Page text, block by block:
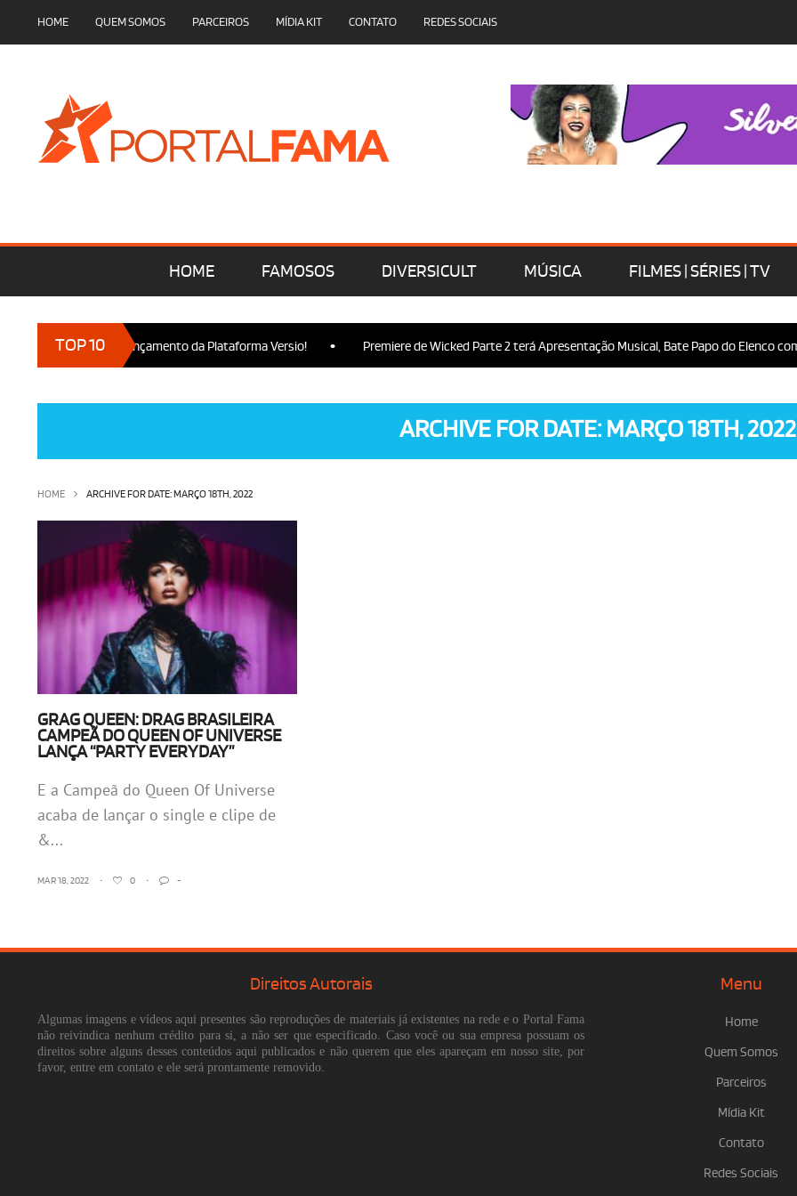
HOME QUEM SOMOS PARCEIROS MÍDIA KIT CONTATO REDES SOCIAIS
HOME FAMOSOS DIVERSICULT MÚSICA FILMES | SÉRIES | TV
TOP 10
presença no Lançamento da Plataforma Versio! Premiere de Wicked Parte 2 terá Apresentação Musical, Bate Papo do Elenco com
ARCHIVE FOR DATE: MARÇO 18TH, 2022
HOME ARCHIVE FOR DATE: MARÇO 18TH, 2022
GRAG QUEEN: DRAG BRASILEIRA
CAMPEÃ DO QUEEN OF UNIVERSE
LANÇA “PARTY EVERYDAY”
E a Campeã do Queen Of Universe
acaba de lançar o single e clipe de
&...
MAR 18, 2022 • 0 • -
Direitos Autorais
Algumas imagens e vídeos aqui presentes são reproduções de materiais já existentes na rede e o Portal Fama
não reivindica nenhum crédito para si, a não ser que especificado. Caso você ou sua empresa possuam os
direitos sobre alguns desses conteúdos aqui publicados e não querem que eles apareçam em nosso site, por
favor, entre em contato e ele será prontamente removido.
Menu
Home
Quem Somos
Parceiros
Mídia Kit
Contato
Redes Sociais